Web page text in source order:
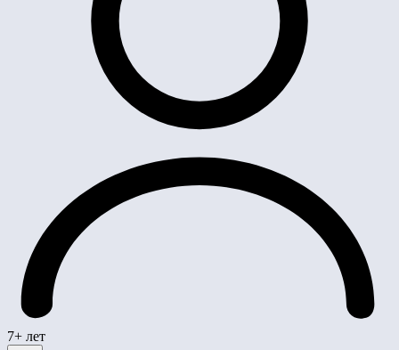
7+ лет